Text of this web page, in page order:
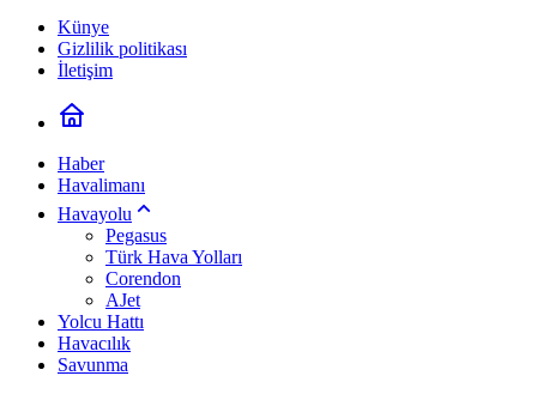
Künye
Gizlilik politikası
İletişim
Haber
Havalimanı
Havayolu
Pegasus
Türk Hava Yolları
Corendon
AJet
Yolcu Hattı
Havacılık
Savunma